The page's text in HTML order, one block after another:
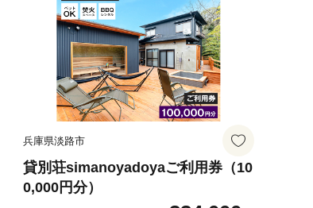
兵庫県淡路市
貸別荘simanoyadoyaご利用券（10
0,000円分）